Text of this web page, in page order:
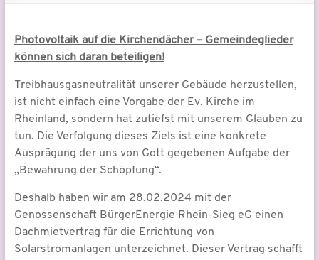
Photovoltaik auf die Kirchendächer – Gemeindeglieder
können sich daran beteiligen!
Treibhausgasneutralität unserer Gebäude herzustellen,
ist nicht einfach eine Vorgabe der Ev. Kirche im
Rheinland, sondern hat zutiefst mit unserem Glauben zu
tun. Die Verfolgung dieses Ziels ist eine konkrete
Ausprägung der uns von Gott gegebenen Aufgabe der
„Bewahrung der Schöpfung“.
Deshalb haben wir am 28.02.2024 mit der
Genossenschaft BürgerEnergie Rhein-Sieg eG einen
Dachmietvertrag für die Errichtung von
Solarstromanlagen unterzeichnet. Dieser Vertrag schafft